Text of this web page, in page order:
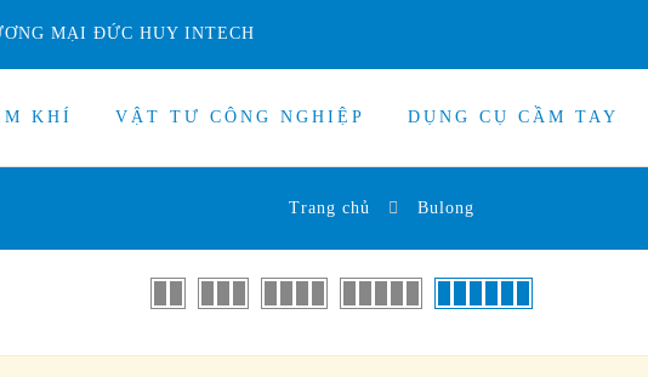
MẠI ĐỨC HUY INTECH
KHÍ VẬT TƯ CÔNG NGHIỆP DỤNG CỤ CẦM TAY
Trang chủ Bulong